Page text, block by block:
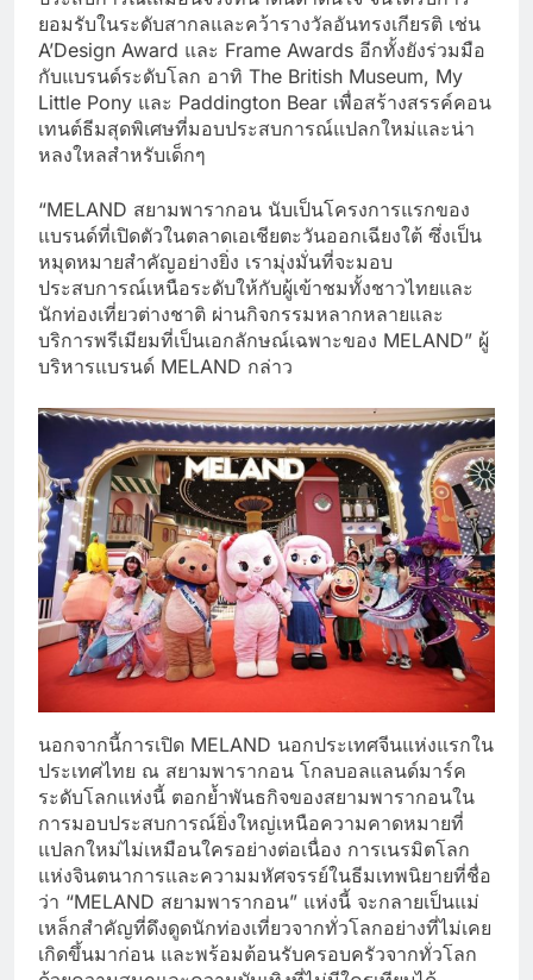
ยอมรับในระดับสากลและคว้ารางวัลอันทรงเกียรติ เช่น
A’Design Award และ Frame Awards อีกทั้งยังร่วมมือ
กับแบรนด์ระดับโลก อาทิ The British Museum, My
Little Pony และ Paddington Bear เพื่อสร้างสรรค์คอน
เทนต์ธีมสุดพิเศษที่มอบประสบการณ์แปลกใหม่และน่า
หลงใหลสำหรับเด็กๆ
“MELAND สยามพารากอน นับเป็นโครงการแรกของ
แบรนด์ที่เปิดตัวในตลาดเอเชียตะวันออกเฉียงใต้ ซึ่งเป็น
หมุดหมายสำคัญอย่างยิ่ง เรามุ่งมั่นที่จะมอบ
ประสบการณ์เหนือระดับให้กับผู้เข้าชมทั้งชาวไทยและ
นักท่องเที่ยวต่างชาติ ผ่านกิจกรรมหลากหลายและ
บริการพรีเมียมที่เป็นเอกลักษณ์เฉพาะของ MELAND” ผู้
บริหารแบรนด์ MELAND กล่าว
นอกจากนี้การเปิด MELAND นอกประเทศจีนแห่งแรกใน
ประเทศไทย ณ สยามพารากอน โกลบอลแลนด์มาร์ค
ระดับโลกแห่งนี้ ตอกย้ำพันธกิจของสยามพารากอนใน
การมอบประสบการณ์ยิ่งใหญ่เหนือความคาดหมายที่
แปลกใหม่ไม่เหมือนใครอย่างต่อเนื่อง การเนรมิตโลก
แห่งจินตนาการและความมหัศจรรย์ในธีมเทพนิยายที่ชื่อ
ว่า “MELAND สยามพารากอน” แห่งนี้ จะกลายเป็นแม่
เหล็กสำคัญที่ดึงดูดนักท่องเที่ยวจากทั่วโลกอย่างที่ไม่เคย
เกิดขึ้นมาก่อน และพร้อมต้อนรับครอบครัวจากทั่วโลก